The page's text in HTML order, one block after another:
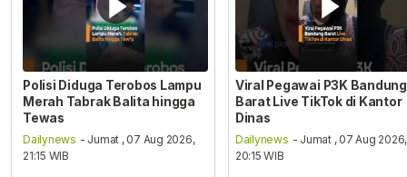
Polisi Diduga Terobos Lampu
Merah Tabrak Balita hingga
Tewas
Dailynews - Jumat , 07 Aug 2026,
21:15 WIB
Viral Pegawai P3K Bandung
Barat Live TikTok di Kantor
Dinas
Dailynews - Jumat , 07 Aug 2026,
20:15 WIB